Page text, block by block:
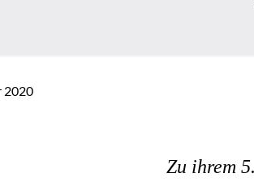
2020
Zu ihrem